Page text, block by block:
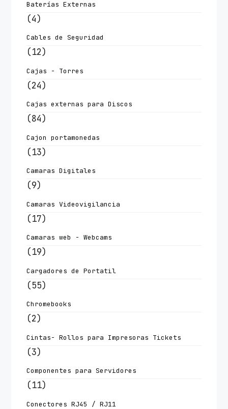
Baterías Externas
(4)
Cables de Seguridad
(12)
Cajas - Torres
(24)
Cajas externas para Discos
(84)
Cajon portamonedas
(13)
Camaras Digitales
(9)
Camaras Videovigilancia
(17)
Camaras web - Webcams
(19)
Cargadores de Portatil
(55)
Chromebooks
(2)
Cintas- Rollos para Impresoras Tickets
(3)
Componentes para Servidores
(11)
Conectores RJ45 / RJ11